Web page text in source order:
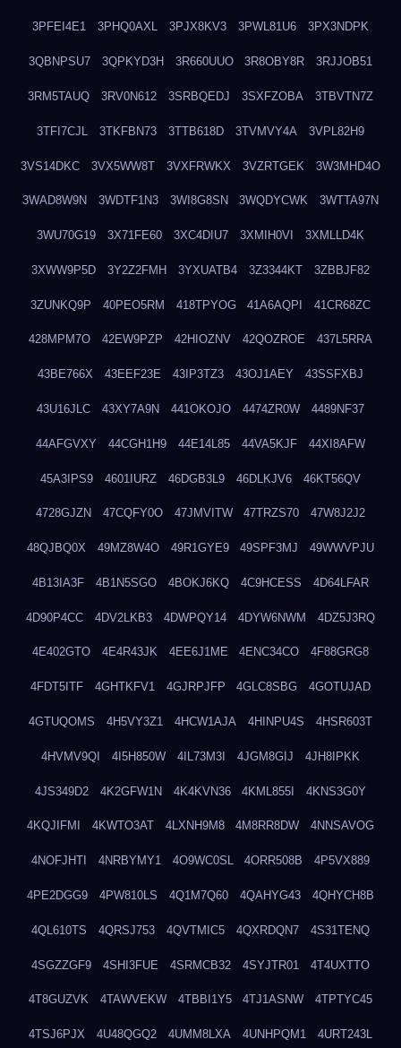
3PFEI4E1 3PHQ0AXL 3PJX8KV3 3PWL81U6 3PX3NDPK
3QBNPSU7 3QPKYD3H 3R660UUO 3R8OBY8R 3RJJOB51
3RM5TAUQ 3RV0N612 3SRBQEDJ 3SXFZOBA 3TBVTN7Z
3TFI7CJL 3TKFBN73 3TTB618D 3TVMVY4A 3VPL82H9
3VS14DKC 3VX5WW8T 3VXFRWKX 3VZRTGEK 3W3MHD4O
3WAD8W9N 3WDTF1N3 3WI8G8SN 3WQDYCWK 3WTTA97N
3WU70G19 3X71FE60 3XC4DIU7 3XMIH0VI 3XMLLD4K
3XWW9P5D 3Y2Z2FMH 3YXUATB4 3Z3344KT 3ZBBJF82
3ZUNKQ9P 40PEO5RM 418TPYOG 41A6AQPI 41CR68ZC
428MPM7O 42EW9PZP 42HIOZNV 42QOZROE 437L5RRA
43BE766X 43EEF23E 43IP3TZ3 43OJ1AEY 43SSFXBJ
43U16JLC 43XY7A9N 441OKOJO 4474ZR0W 4489NF37
44AFGVXY 44CGH1H9 44E14L85 44VA5KJF 44XI8AFW
45A3IPS9 4601IURZ 46DGB3L9 46DLKJV6 46KT56QV
4728GJZN 47CQFY0O 47JMVITW 47TRZS70 47W8J2J2
48QJBQ0X 49MZ8W4O 49R1GYE9 49SPF3MJ 49WWVPJU
4B13IA3F 4B1N5SGO 4BOKJ6KQ 4C9HCESS 4D64LFAR
4D90P4CC 4DV2LKB3 4DWPQY14 4DYW6NWM 4DZ5J3RQ
4E402GTO 4E4R43JK 4EE6J1ME 4ENC34CO 4F88GRG8
4FDT5ITF 4GHTKFV1 4GJRPJFP 4GLC8SBG 4GOTUJAD
4GTUQOMS 4H5VY3Z1 4HCW1AJA 4HINPU4S 4HSR603T
4HVMV9QI 4I5H850W 4IL73M3I 4JGM8GIJ 4JH8IPKK
4JS349D2 4K2GFW1N 4K4KVN36 4KML855I 4KNS3G0Y
4KQJIFMI 4KWTO3AT 4LXNH9M8 4M8RR8DW 4NNSAVOG
4NOFJHTI 4NRBYMY1 4O9WC0SL 4ORR508B 4P5VX889
4PE2DGG9 4PW810LS 4Q1M7Q60 4QAHYG43 4QHYCH8B
4QL610TS 4QRSJ753 4QVTMIC5 4QXRDQN7 4S31TENQ
4SGZZGF9 4SHI3FUE 4SRMCB32 4SYJTR01 4T4UXTTO
4T8GUZVK 4TAWVEKW 4TBBI1Y5 4TJ1ASNW 4TPTYC45
4TSJ6PJX 4U48QGQ2 4UMM8LXA 4UNHPQM1 4URT243L